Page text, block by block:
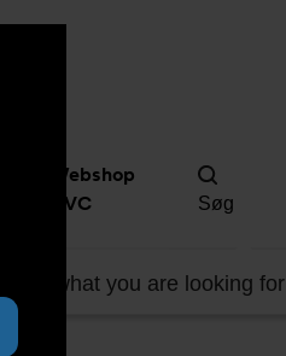
Webshop
DVC
Find what you are looking for
Søg